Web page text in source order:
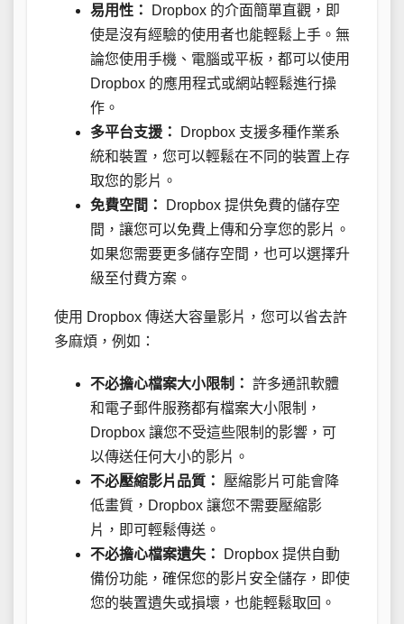
易用性：
Dropbox 的介面簡單直觀，即
使是沒有經驗的使用者也能輕鬆上手。無
論您使用手機、電腦或平板，都可以使用
Dropbox 的應用程式或網站輕鬆進行操
作。
多平台支援：
Dropbox 支援多種作業系
統和裝置，您可以輕鬆在不同的裝置上存
取您的影片。
免費空間：
Dropbox 提供免費的儲存空
間，讓您可以免費上傳和分享您的影片。
如果您需要更多儲存空間，也可以選擇升
級至付費方案。
使用 Dropbox 傳送大容量影片，您可以省去許
多麻煩，例如：
不必擔心檔案大小限制： 許多通訊軟體
和電子郵件服務都有檔案大小限制，
Dropbox 讓您不受這些限制的影響，可
以傳送任何大小的影片。
不必壓縮影片品質：
壓縮影片可能會降
低畫質，Dropbox 讓您不需要壓縮影
片，即可輕鬆傳送。
不必擔心檔案遺失：
Dropbox 提供自動
備份功能，確保您的影片安全儲存，即使
您的裝置遺失或損壞，也能輕鬆取回。